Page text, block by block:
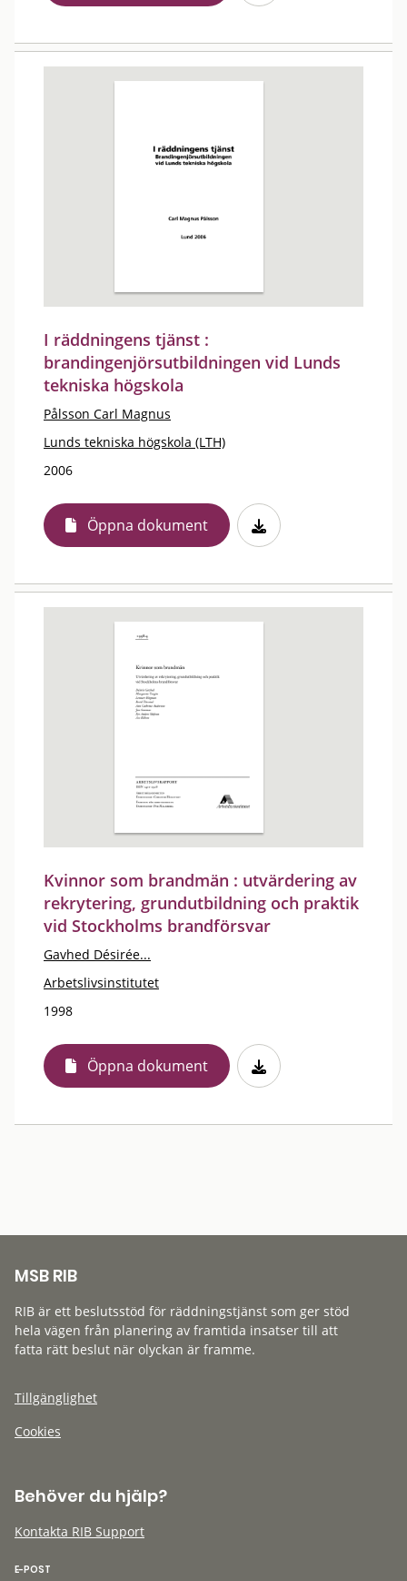
I räddningens tjänst :
brandingenjörsutbildningen vid Lunds
tekniska högskola
Pålsson Carl Magnus
Lunds tekniska högskola (LTH)
2006
Öppna dokument
Kvinnor som brandmän : utvärdering av
rekrytering, grundutbildning och praktik
vid Stockholms brandförsvar
Gavhed Désirée...
Arbetslivsinstitutet
1998
Öppna dokument
MSB RIB
RIB är ett beslutsstöd för räddningstjänst som ger stöd
hela vägen från planering av framtida insatser till att
fatta rätt beslut när olyckan är framme.
Tillgänglighet
Cookies
Behöver du hjälp?
Kontakta RIB Support
E-POST